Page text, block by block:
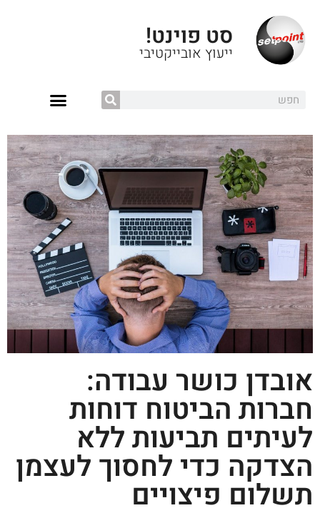
סט פוינט!
ייעוץ אובייקטיבי
אובדן כושר עבודה:
חברות הביטוח דוחות
לעיתים תביעות ללא
הצדקה כדי לחסוך לעצמן
תשלום פיצויים